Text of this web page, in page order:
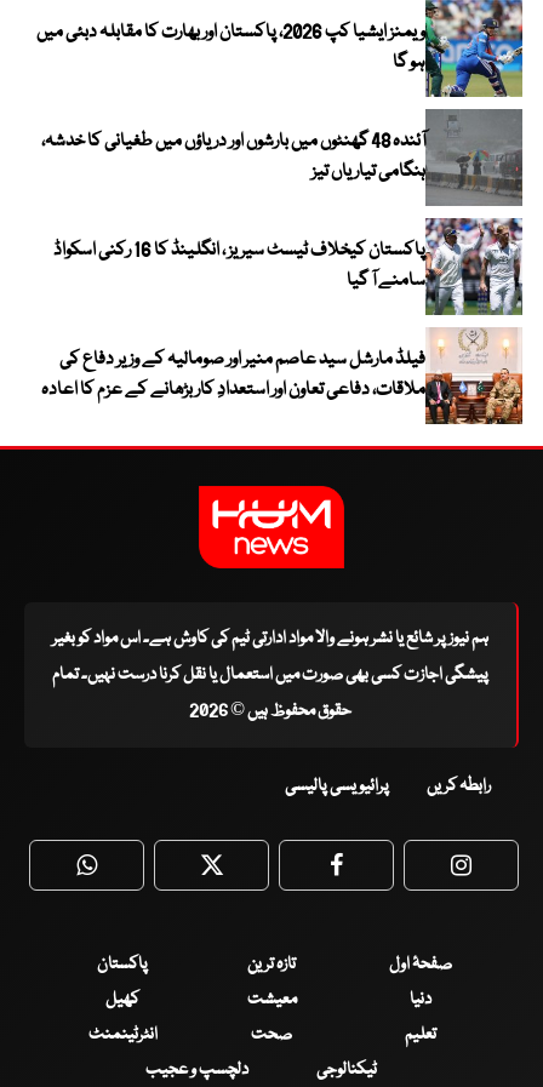
ویمنز ایشیا کپ 2026، پاکستان اور بھارت کا مقابلہ دبئی میں
ہو گا
آئندہ 48 گھنٹوں میں بارشوں اور دریاؤں میں طغیانی کا خدشہ،
ہنگامی تیاریاں تیز
پاکستان کیخلاف ٹیسٹ سیریز ، انگلینڈ کا 16 رکنی اسکواڈ
سامنے آ گیا
فیلڈ مارشل سید عاصم منیر اور صومالیہ کے وزیر دفاع کی
ملاقات، دفاعی تعاون اور استعدادِ کار بڑھانے کے عزم کا اعادہ
ہم نیوز پر شائع یا نشر ہونے والا مواد ادارتی ٹیم کی کاوش ہے۔ اس مواد کو بغیر
پیشگی اجازت کسی بھی صورت میں استعمال یا نقل کرنا درست نہیں۔ تمام
حقوق محفوظ ہیں © 2026
رابطہ کریں پرائیویسی پالیسی
WhatsApp Twitter Facebook
صفحۂ اول تازہ ترین
پاکستان
دنیا
معیشت
کھیل
تعلیم
صحت
انٹرٹینمنٹ
ٹیکنالوجی
دلچسپ و عجیب